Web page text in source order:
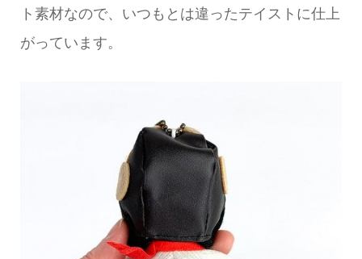
ト素材なので、いつもとは違ったテイストに仕上
がっています。